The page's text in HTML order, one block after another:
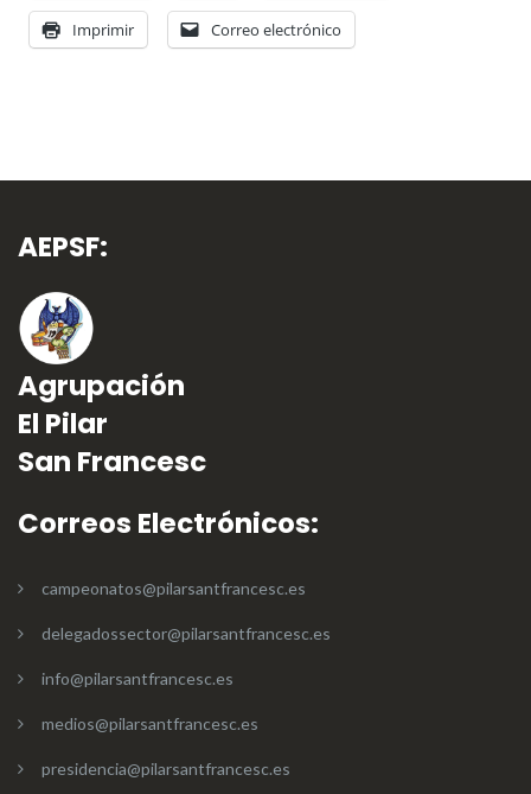
Imprimir Correo electrónico
AEPSF:
Agrupación
El Pilar
San Francesc
Correos Electrónicos:
campeonatos@pilarsantfrancesc.es
delegadossector@pilarsantfrancesc.es
info@pilarsantfrancesc.es
medios@pilarsantfrancesc.es
presidencia@pilarsantfrancesc.es